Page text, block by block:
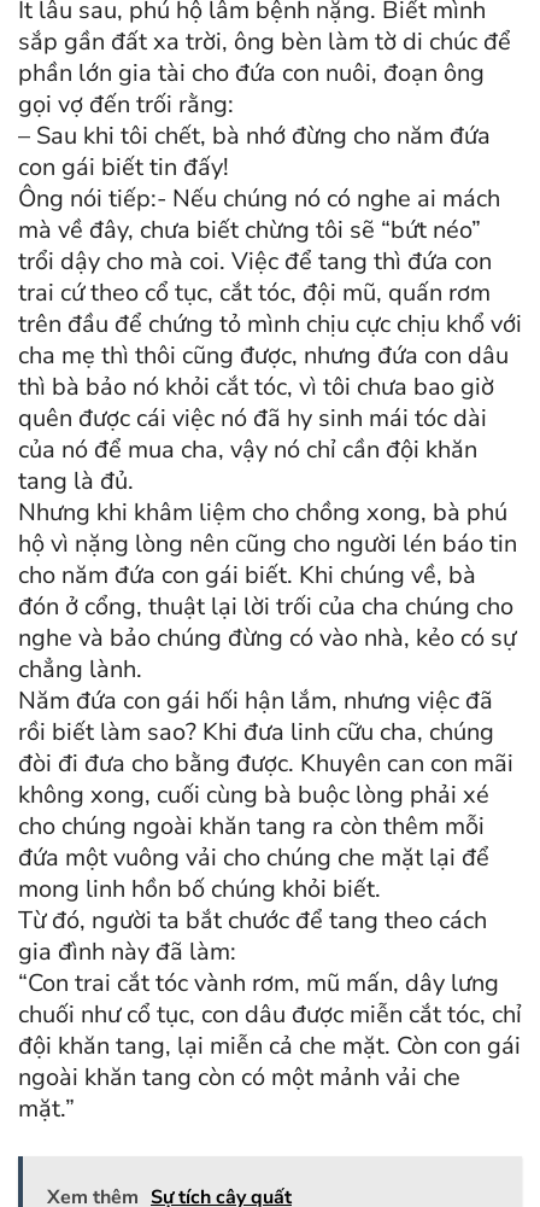
Ít lâu sau, phú hộ lâm bệnh nặng. Biết mình
sắp gần đất xa trời, ông bèn làm tờ di chúc để
phần lớn gia tài cho đứa con nuôi, đoạn ông
gọi vợ đến trối rằng:
– Sau khi tôi chết, bà nhớ đừng cho năm đứa
con gái biết tin đấy!
Ông nói tiếp:- Nếu chúng nó có nghe ai mách
mà về đây, chưa biết chừng tôi sẽ “bứt néo”
trổi dậy cho mà coi. Việc để tang thì đứa con
trai cứ theo cổ tục, cắt tóc, đội mũ, quấn rơm
trên đầu để chứng tỏ mình chịu cực chịu khổ với
cha mẹ thì thôi cũng được, nhưng đứa con dâu
thì bà bảo nó khỏi cắt tóc, vì tôi chưa bao giờ
quên được cái việc nó đã hy sinh mái tóc dài
của nó để mua cha, vậy nó chỉ cần đội khăn
tang là đủ.
Nhưng khi khâm liệm cho chồng xong, bà phú
hộ vì nặng lòng nên cũng cho người lén báo tin
cho năm đứa con gái biết. Khi chúng về, bà
đón ở cổng, thuật lại lời trối của cha chúng cho
nghe và bảo chúng đừng có vào nhà, kẻo có sự
chẳng lành.
Năm đứa con gái hối hận lắm, nhưng việc đã
rồi biết làm sao? Khi đưa linh cữu cha, chúng
đòi đi đưa cho bằng được. Khuyên can con mãi
không xong, cuối cùng bà buộc lòng phải xé
cho chúng ngoài khăn tang ra còn thêm mỗi
đứa một vuông vải cho chúng che mặt lại để
mong linh hồn bố chúng khỏi biết.
Từ đó, người ta bắt chước để tang theo cách
gia đình này đã làm:
“Con trai cắt tóc vành rơm, mũ mấn, dây lưng
chuối như cổ tục, con dâu được miễn cắt tóc, chỉ
đội khăn tang, lại miễn cả che mặt. Còn con gái
ngoài khăn tang còn có một mảnh vải che
mặt.”
Xem thêm Sự tích cây quất